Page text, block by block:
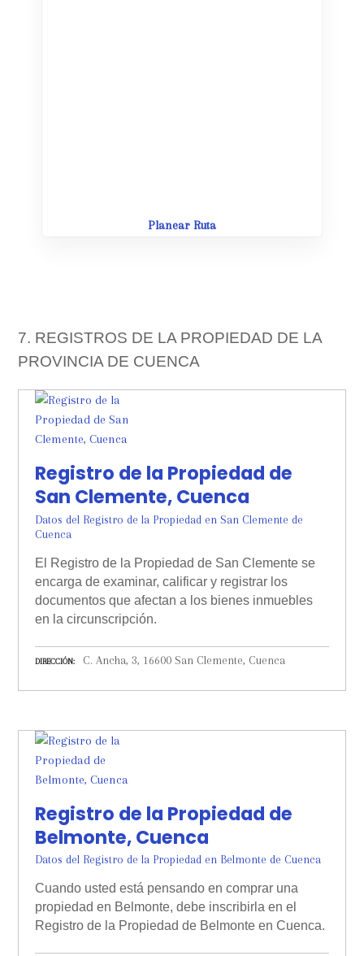
Planear Ruta
7. REGISTROS DE LA PROPIEDAD DE LA
PROVINCIA DE CUENCA
Registro de la Propiedad de
San Clemente, Cuenca
Datos del Registro de la Propiedad en San Clemente de
Cuenca
El Registro de la Propiedad de San Clemente se
encarga de examinar, calificar y registrar los
documentos que afectan a los bienes inmuebles
en la circunscripción.
DIRECCIÓN C. Ancha, 3, 16600 San Clemente, Cuenca
Registro de la Propiedad de
Belmonte, Cuenca
Datos del Registro de la Propiedad en Belmonte de Cuenca
Cuando usted está pensando en comprar una
propiedad en Belmonte, debe inscribirla en el
Registro de la Propiedad de Belmonte en Cuenca.